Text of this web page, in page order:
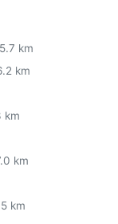
5.7 km
km
km
km
km